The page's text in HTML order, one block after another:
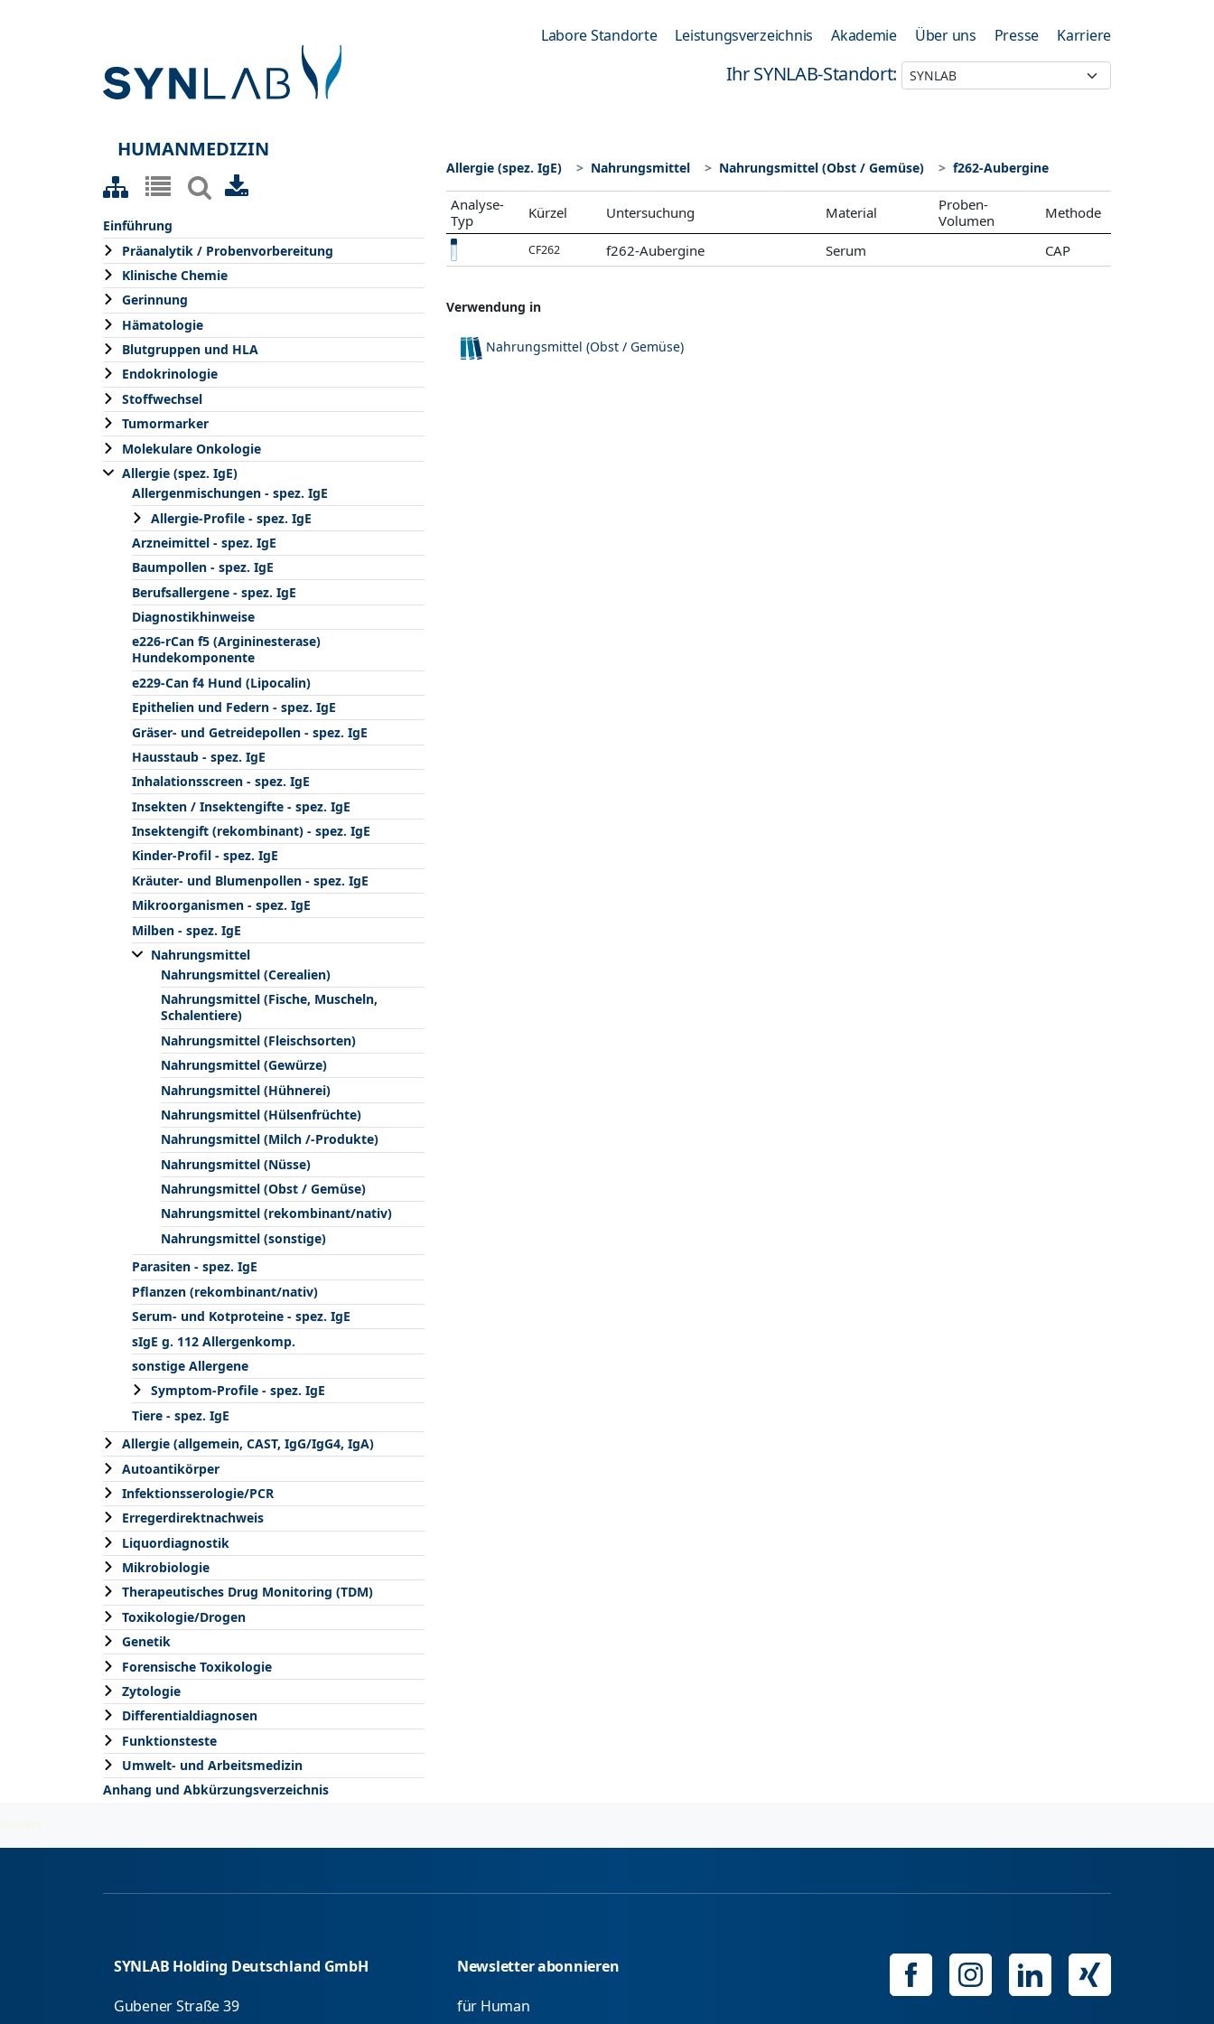
Labore Standorte Leistungsverzeichnis Akademie Über uns Presse Karriere
Ihr SYNLAB-Standort:
HUMANMEDIZIN
Einführung
Präanalytik / Probenvorbereitung
Klinische Chemie
Gerinnung
Hämatologie
Blutgruppen und HLA
Endokrinologie
Stoffwechsel
Tumormarker
Molekulare Onkologie
Allergie (spez. IgE)
Allergenmischungen - spez. IgE
Allergie-Profile - spez. IgE
Arzneimittel - spez. IgE
Baumpollen - spez. IgE
Berufsallergene - spez. IgE
Diagnostikhinweise
e226-rCan f5 (Argininesterase)
Hundekomponente
e229-Can f4 Hund (Lipocalin)
Epithelien und Federn - spez. IgE
Gräser- und Getreidepollen - spez. IgE
Hausstaub - spez. IgE
Inhalationsscreen - spez. IgE
Insekten / Insektengifte - spez. IgE
Insektengift (rekombinant) - spez. IgE
Kinder-Profil - spez. IgE
Kräuter- und Blumenpollen - spez. IgE
Mikroorganismen - spez. IgE
Milben - spez. IgE
Nahrungsmittel
Nahrungsmittel (Cerealien)
Nahrungsmittel (Fische, Muscheln,
Schalentiere)
Nahrungsmittel (Fleischsorten)
Nahrungsmittel (Gewürze)
Nahrungsmittel (Hühnerei)
Nahrungsmittel (Hülsenfrüchte)
Nahrungsmittel (Milch /-Produkte)
Nahrungsmittel (Nüsse)
Nahrungsmittel (Obst / Gemüse)
Nahrungsmittel (rekombinant/nativ)
Nahrungsmittel (sonstige)
Parasiten - spez. IgE
Pflanzen (rekombinant/nativ)
Serum- und Kotproteine - spez. IgE
sIgE g. 112 Allergenkomp.
sonstige Allergene
Symptom-Profile - spez. IgE
Tiere - spez. IgE
Allergie (allgemein, CAST, IgG/IgG4, IgA)
Autoantikörper
Infektionsserologie/PCR
Erregerdirektnachweis
Liquordiagnostik
Mikrobiologie
Therapeutisches Drug Monitoring (TDM)
Toxikologie/Drogen
Genetik
Forensische Toxikologie
Zytologie
Differentialdiagnosen
Funktionsteste
Umwelt- und Arbeitsmedizin
Anhang und Abkürzungsverzeichnis
Allergie (spez. IgE) Nahrungsmittel Nahrungsmittel (Obst / Gemüse) f262-Aubergine
Analyse-
Typ
Kürzel Untersuchung Material
Proben-
Volumen
Methode
CF262 f262-Aubergine Serum CAP
Verwendung in
Nahrungsmittel (Obst / Gemüse)
2026-08-08
SYNLAB Holding Deutschland GmbH
Gubener Straße 39
Newsletter abonnieren
für Human